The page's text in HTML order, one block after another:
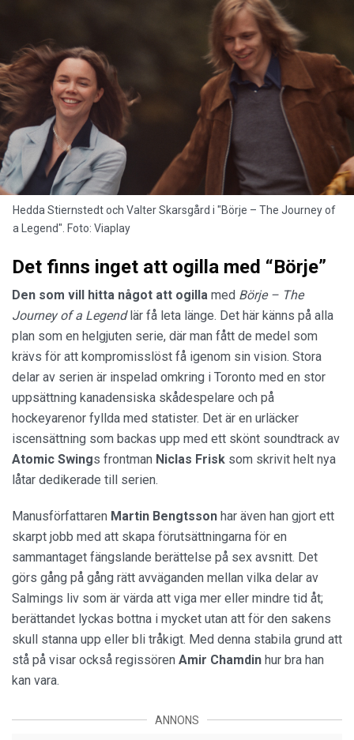
Hedda Stiernstedt och Valter Skarsgård i "Börje – The Journey of
a Legend". Foto: Viaplay
Det finns inget att ogilla med “Börje”
Den som vill hitta något att ogilla med Börje – The
Journey of a Legendlär få leta länge. Det här känns på alla
plan som en helgjuten serie, där man fått de medel som
krävs för att kompromisslöst få igenom sin vision. Stora
delar av serien är inspelad omkring i Toronto med en stor
uppsättning kanadensiska skådespelare och på
hockeyarenor fyllda med statister. Det är en urläcker
iscensättning som backas upp med ett skönt soundtrack av
Atomic Swings frontman Niclas Frisk som skrivit helt nya
låtar dedikerade till serien.
Manusförfattaren Martin Bengtsson har även han gjort ett
skarpt jobb med att skapa förutsättningarna för en
sammantaget fängslande berättelse på sex avsnitt. Det
görs gång på gång rätt avväganden mellan vilka delar av
Salmings liv som är värda att viga mer eller mindre tid åt;
berättandet lyckas bottna i mycket utan att för den sakens
skull stanna upp eller bli tråkigt. Med denna stabila grund att
stå på visar också regissören Amir Chamdin hur bra han
kan vara.
ANNONS